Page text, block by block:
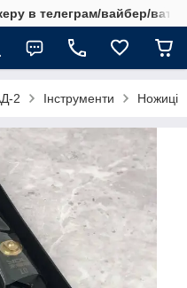
в телеграм/вайбер/
2 Інструменти Ножиці